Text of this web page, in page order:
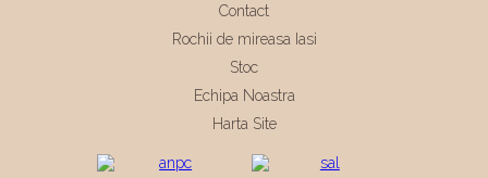
Contact
Rochii de mireasa Iasi
Stoc
Echipa Noastra
Harta Site